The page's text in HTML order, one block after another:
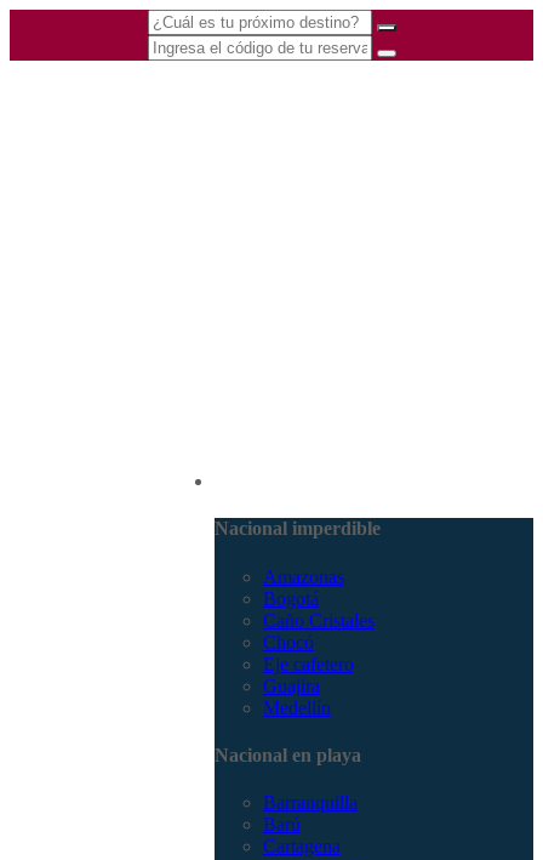
Nacional imperdible
Amazonas
Bogotá
Caño Cristales
Chocó
Eje cafetero
Guajira
Medellín
Nacional en playa
Barranquilla
Barú
Cartagena